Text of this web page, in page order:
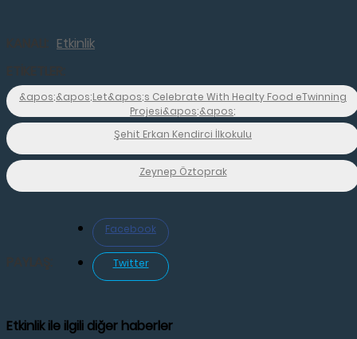
Etkinlik
&apos;&apos;Let&apos;s Celebrate With Healty Food eTwinning
Projesi&apos;&apos;
Şehit Erkan Kendirci İlkokulu
Zeynep Öztoprak
Facebook
Twitter
Etkinlik ile ilgili diğer haberler